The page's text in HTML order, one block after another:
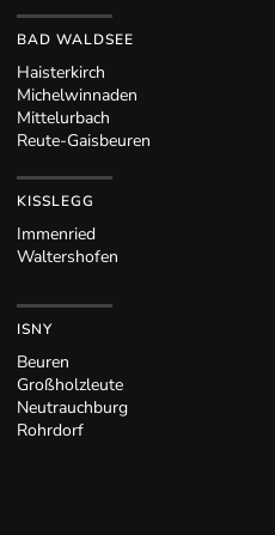
BAD WALDSEE
Haisterkirch
Michelwinnaden
Mittelurbach
Reute-Gaisbeuren
KISSLEGG
Immenried
Waltershofen
ISNY
Beuren
Großholzleute
Neutrauchburg
Rohrdorf